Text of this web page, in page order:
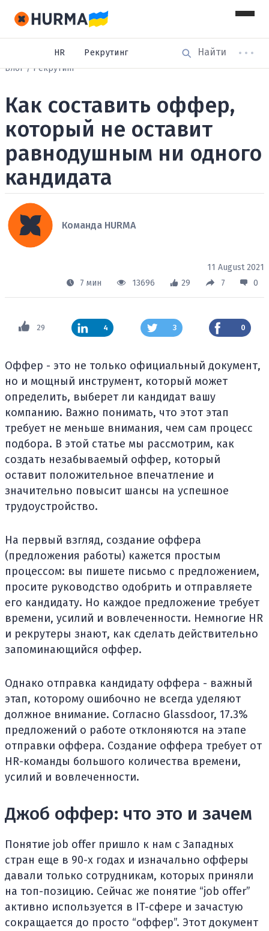
HR
Рекрутинг
Блог
Рекрутинг
Как составить оффер,
который не оставит
равнодушным ни одного
кандидата
Команда HURMA
11 August 2021
7 мин
13696 29 7 0
29 4 3 0
Оффер - это не только официальный документ,
но и мощный инструмент, который может
определить, выберет ли кандидат вашу
компанию. Важно понимать, что этот этап
требует не меньше внимания, чем сам процесс
подбора. В этой статье мы рассмотрим, как
создать незабываемый оффер, который
оставит положительное впечатление и
значительно повысит шансы на успешное
трудоустройство.
На первый взгляд, создание оффера
(предложения работы) кажется простым
процессом: вы пишете письмо с предложением,
просите руководство одобрить и отправляете
его кандидату. Но каждое предложение требует
времени, усилий и вовлеченности. Немногие HR
и рекрутеры знают, как сделать действительно
запоминающийся оффер.
Однако отправка кандидату оффера - важный
этап, которому ошибочно не всегда уделяют
должное внимание. Согласно Glassdoor, 17.3%
предложений о работе отклоняются на этапе
отправки оффера. Создание оффера требует от
HR-команды большого количества времени,
усилий и вовлеченности.
Джоб оффер: что это и зачем
Понятие job offer пришло к нам с Западных
стран еще в 90-х годах и изначально офферы
давали только сотрудникам, которых приняли
на топ-позицию. Сейчас же понятие “job offer”
активно используется в IT-сфере и зачастую
сокращается до просто “оффер”. Этот документ